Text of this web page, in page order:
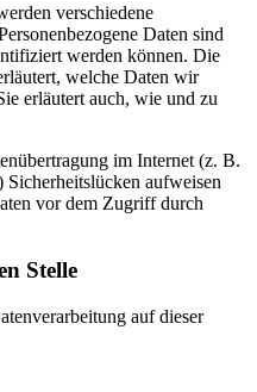
verschiedene
Daten sind
werden können. Die
welche Daten wir
erläutert auch, wie und zu
im Internet (z. B.
aufweisen
vor dem Zugriff durch
Stelle
auf dieser